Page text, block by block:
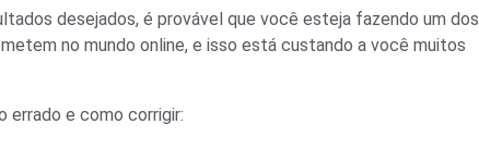
desejados, é provável que você esteja fazendo um dos
no mundo online, e isso está custando a você muitos
errado e como corrigir: